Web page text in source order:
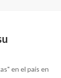
en el país en